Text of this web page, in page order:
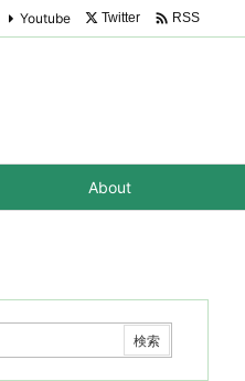
About
Youtube Twitter  RSS